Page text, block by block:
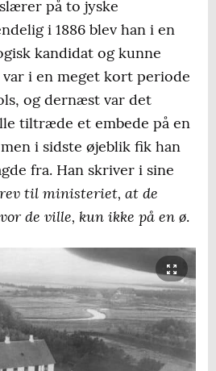
på to jyske
i 1886 blev han i en
kandidat og kunne
var i en meget kort periode
og dernæst var det
tiltræde et embede på en
i sidste øjeblik fik han
fra. Han skriver i sine
til ministeriet, at de
de ville, kun ikke på en ø.